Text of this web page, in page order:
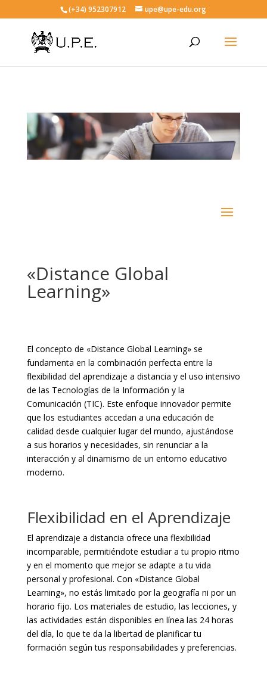
(+34) 952307912 upe@upe-edu.org
«Distance Global
Learning»
El concepto de «Distance Global Learning» se
fundamenta en la combinación perfecta entre la
flexibilidad del aprendizaje a distancia y el uso intensivo
de las Tecnologías de la Información y la
Comunicación (TIC). Este enfoque innovador permite
que los estudiantes accedan a una educación de
calidad desde cualquier lugar del mundo, ajustándose
a sus horarios y necesidades, sin renunciar a la
interacción y al dinamismo de un entorno educativo
moderno.
Flexibilidad en el Aprendizaje
El aprendizaje a distancia ofrece una flexibilidad
incomparable, permitiéndote estudiar a tu propio ritmo
y en el momento que mejor se adapte a tu vida
personal y profesional. Con «Distance Global
Learning», no estás limitado por la geografía ni por un
horario fijo. Los materiales de estudio, las lecciones, y
las actividades están disponibles en línea las 24 horas
del día, lo que te da la libertad de planificar tu
formación según tus responsabilidades y preferencias.